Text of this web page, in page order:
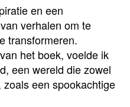
en een
verhalen om te
transformeren.
het boek, voelde ik
een wereld die zowel
een spookachtige